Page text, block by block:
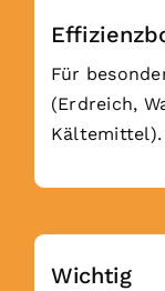
Für
(Erdreich,
Kältemittel).
Wichtig